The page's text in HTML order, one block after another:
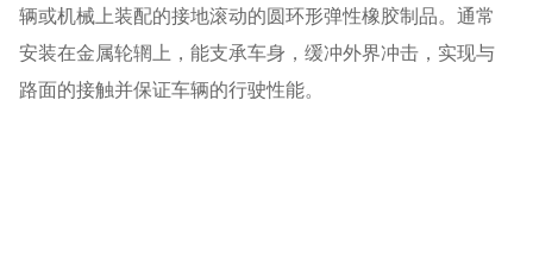
辆或机械上装配的接地滚动的圆环形弹性橡胶制品。通常
安装在金属轮辋上，能支承车身，缓冲外界冲击，实现与
路面的接触并保证车辆的行驶性能。